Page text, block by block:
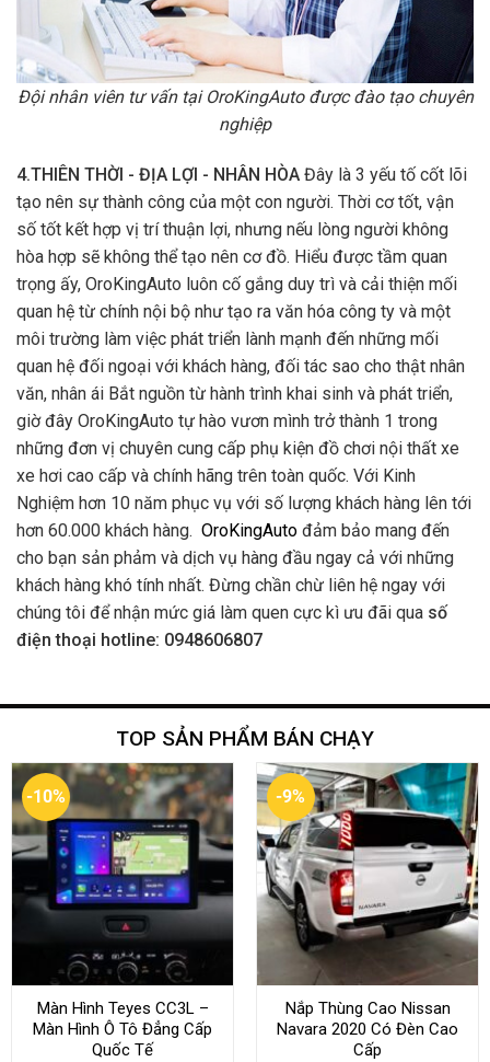
Đội nhân viên tư vấn tại OroKingAuto được đào tạo chuyên
nghiệp
4.THIÊN THỜI - ĐỊA LỢI - NHÂN HÒA Đây là 3 yếu tố cốt lõi
tạo nên sự thành công của một con người. Thời cơ tốt, vận
số tốt kết hợp vị trí thuận lợi, nhưng nếu lòng người không
hòa hợp sẽ không thể tạo nên cơ đồ. Hiểu được tầm quan
trọng ấy, OroKingAuto luôn cố gắng duy trì và cải thiện mối
quan hệ từ chính nội bộ như tạo ra văn hóa công ty và một
môi trường làm việc phát triển lành mạnh đến những mối
quan hệ đối ngoại với khách hàng, đối tác sao cho thật nhân
văn, nhân ái Bắt nguồn từ hành trình khai sinh và phát triển,
giờ đây OroKingAuto tự hào vươn mình trở thành 1 trong
những đơn vị chuyên cung cấp phụ kiện đồ chơi nội thất xe
xe hơi cao cấp và chính hãng trên toàn quốc. Với Kinh
Nghiệm hơn 10 năm phục vụ với số lượng khách hàng lên tới
hơn 60.000 khách hàng. OroKingAuto đảm bảo mang đến
cho bạn sản phảm và dịch vụ hàng đầu ngay cả với những
khách hàng khó tính nhất. Đừng chần chừ liên hệ ngay với
chúng tôi để nhận mức giá làm quen cực kì ưu đãi qua số
điện thoại hotline: 0948606807
TOP SẢN PHẨM BÁN CHẠY
-10%
Màn Hình Teyes CC3L –
Màn Hình Ô Tô Đẳng Cấp
Quốc Tế
-9%
Nắp Thùng Cao Nissan
Navara 2020 Có Đèn Cao
Cấp